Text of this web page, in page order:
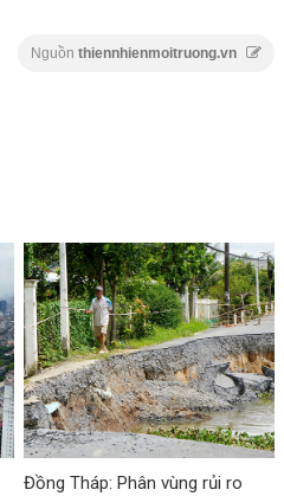
Nguồn thiennhienmoitruong.vn
Đồng Tháp: Phân vùng rủi ro